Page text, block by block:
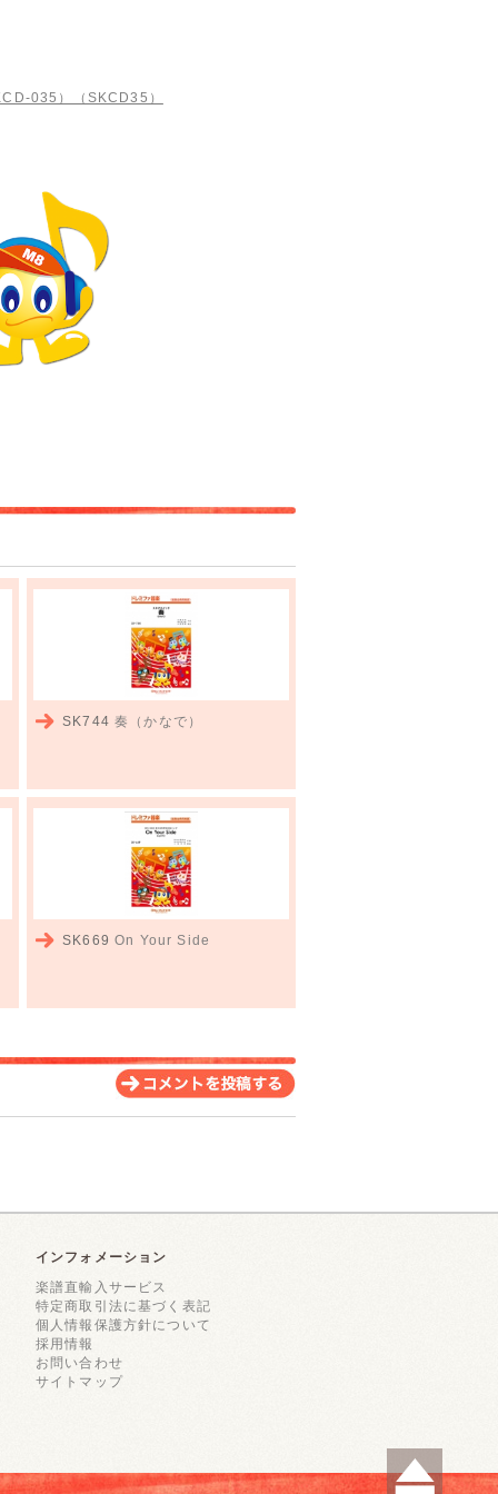
035）（SKCD35）
SK744奏（かなで）
SK669On Your Side
インフォメーション
楽譜直輸入サービス
特定商取引法に基づく表記
個人情報保護方針について
採用情報
お問い合わせ
サイトマップ